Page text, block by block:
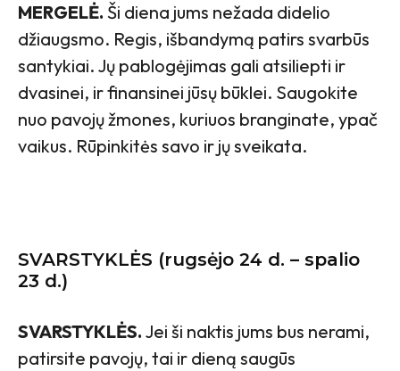
MERGELĖ. Ši diena jums nežada didelio
džiaugsmo. Regis, išbandymą patirs svarbūs
santykiai. Jų pablogėjimas gali atsiliepti ir
dvasinei, ir finansinei jūsų būklei. Saugokite
nuo pavojų žmones, kuriuos branginate, ypač
vaikus. Rūpinkitės savo ir jų sveikata.
SVARSTYKLĖS (rugsėjo 24 d. – spalio
23 d.)
SVARSTYKLĖS. Jei ši naktis jums bus nerami,
patirsite pavojų, tai ir dieną saugūs